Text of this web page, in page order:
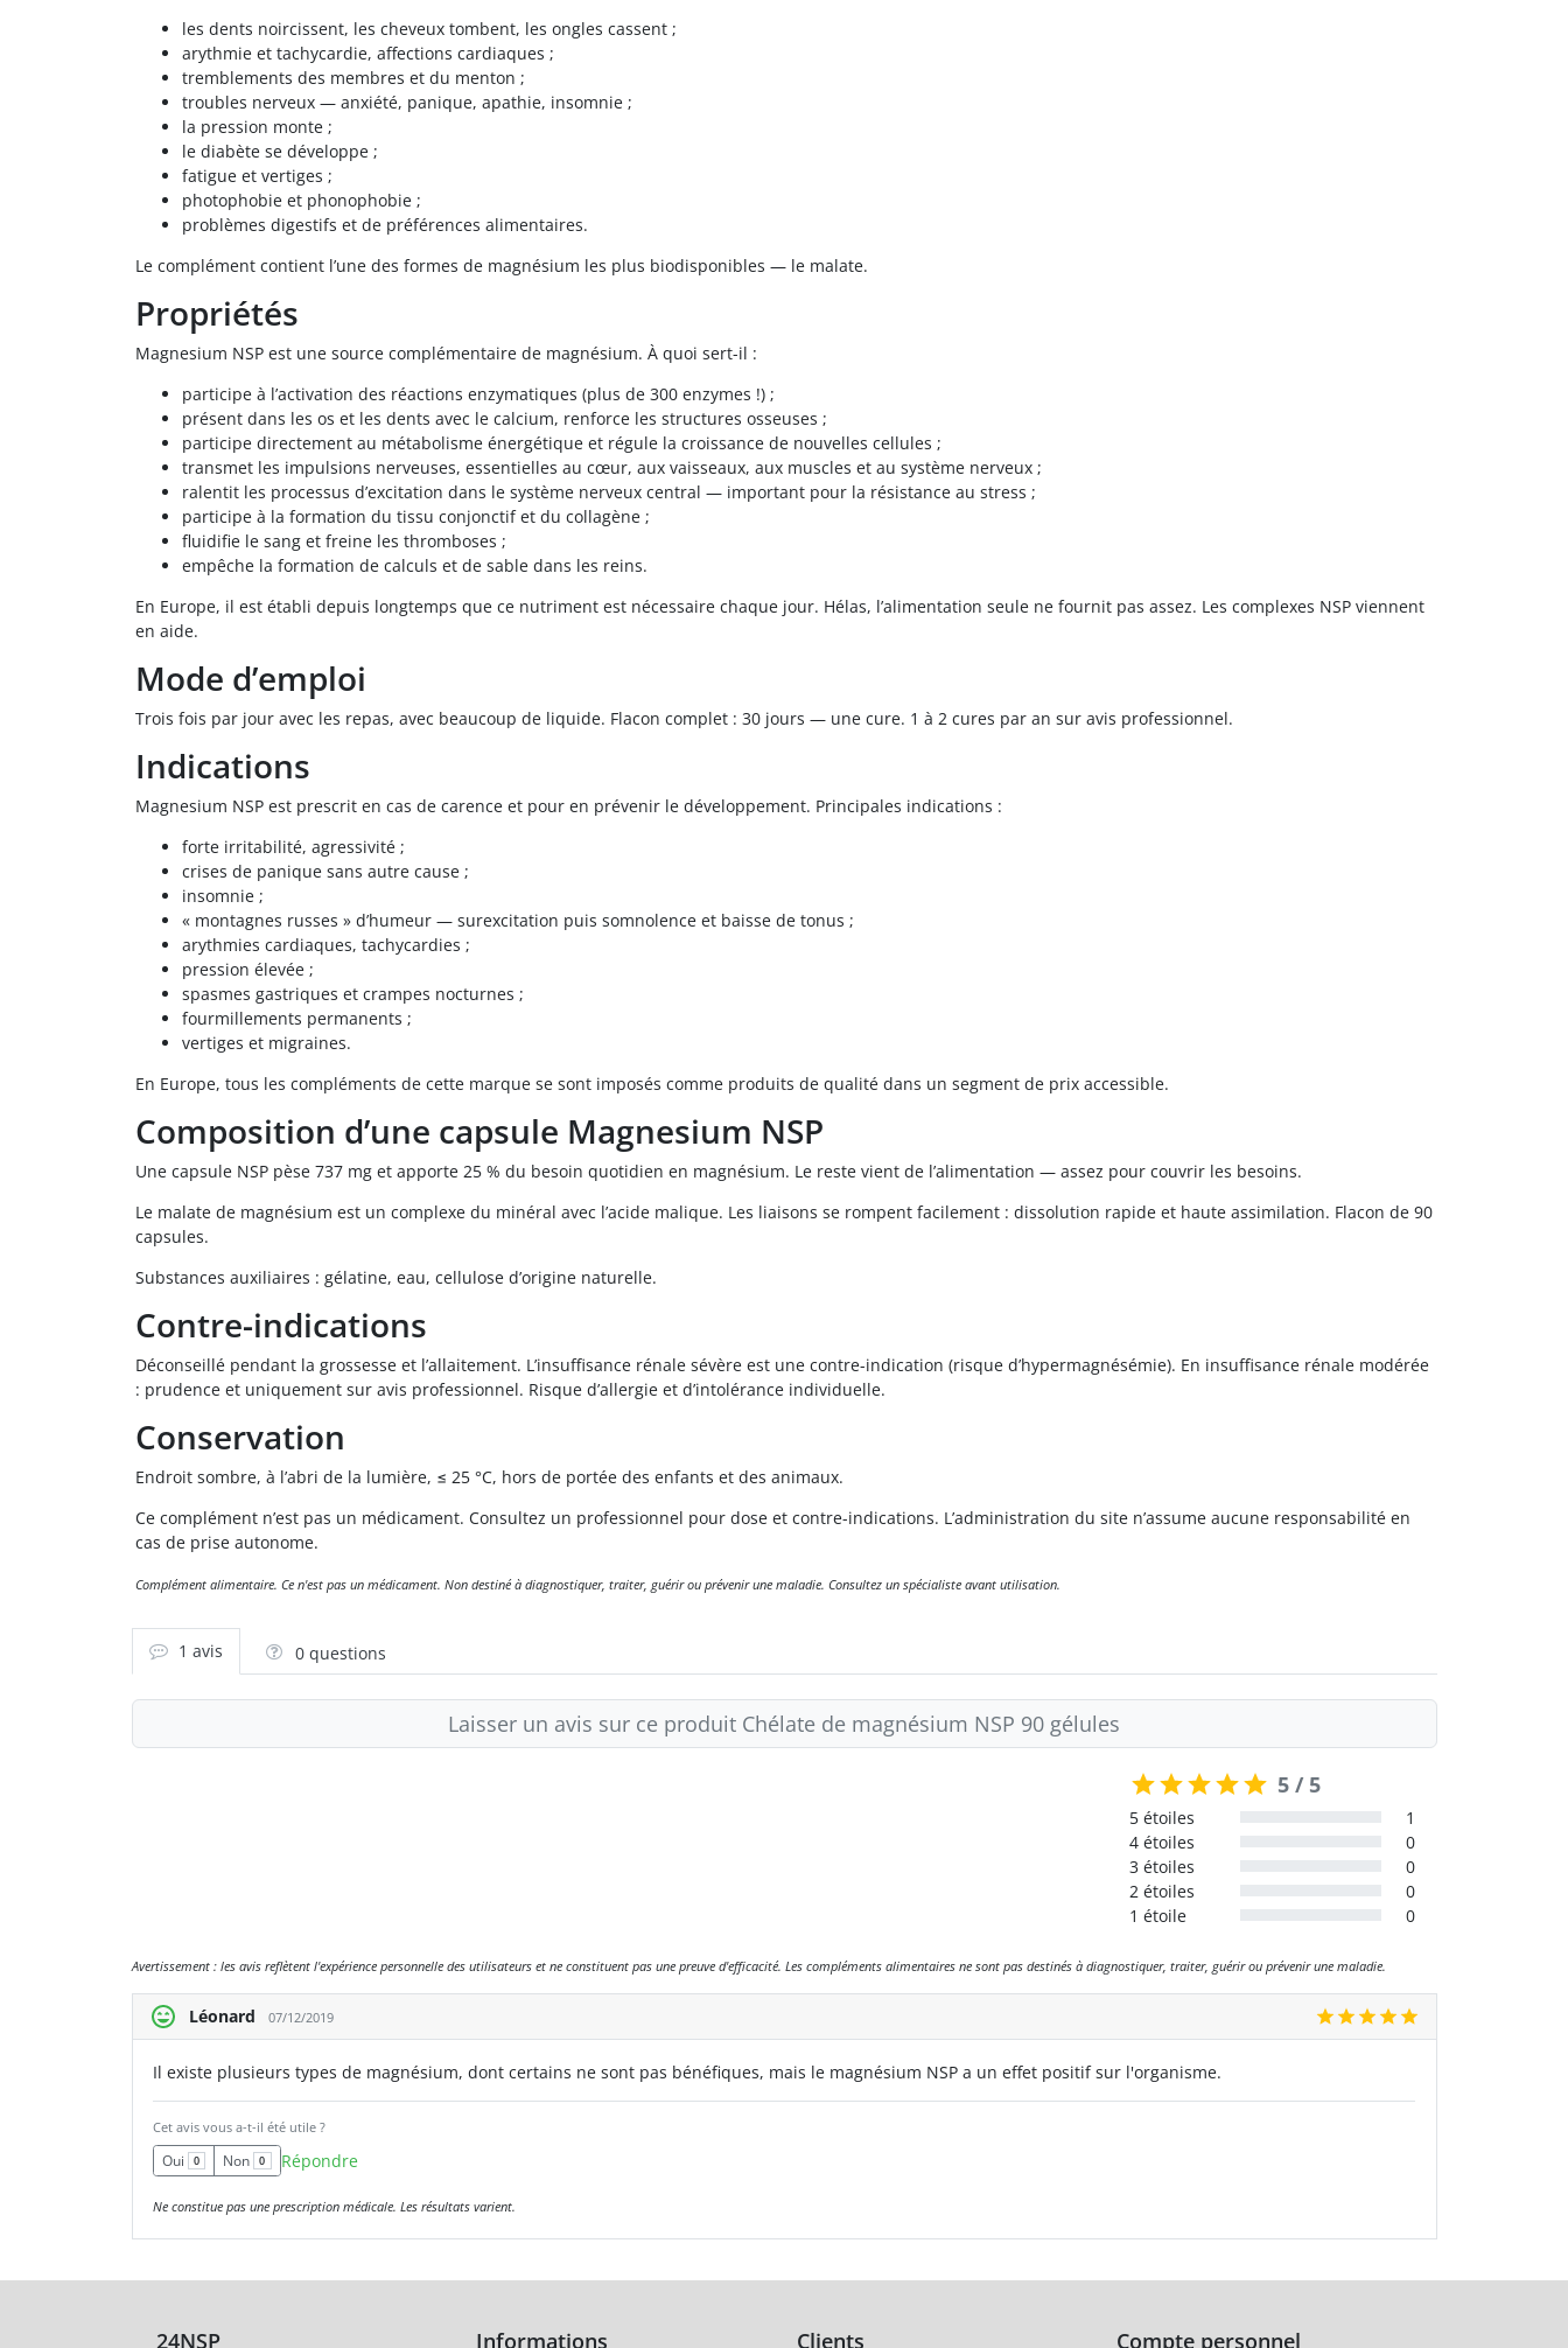
les dents noircissent, les cheveux tombent, les ongles cassent ;
arythmie et tachycardie, affections cardiaques ;
tremblements des membres et du menton ;
troubles nerveux — anxiété, panique, apathie, insomnie ;
la pression monte ;
le diabète se développe ;
fatigue et vertiges ;
photophobie et phonophobie ;
problèmes digestifs et de préférences alimentaires.
Le complément contient l’une des formes de magnésium les plus biodisponibles — le malate.
Propriétés
Magnesium NSP est une source complémentaire de magnésium. À quoi sert-il :
participe à l’activation des réactions enzymatiques (plus de 300 enzymes !) ;
présent dans les os et les dents avec le calcium, renforce les structures osseuses ;
participe directement au métabolisme énergétique et régule la croissance de nouvelles cellules ;
transmet les impulsions nerveuses, essentielles au cœur, aux vaisseaux, aux muscles et au système nerveux ;
ralentit les processus d’excitation dans le système nerveux central — important pour la résistance au stress ;
participe à la formation du tissu conjonctif et du collagène ;
fluidifie le sang et freine les thromboses ;
empêche la formation de calculs et de sable dans les reins.
En Europe, il est établi depuis longtemps que ce nutriment est nécessaire chaque jour. Hélas, l’alimentation seule ne fournit pas assez. Les complexes NSP viennent
en aide.
Mode d’emploi
Trois fois par jour avec les repas, avec beaucoup de liquide. Flacon complet : 30 jours — une cure. 1 à 2 cures par an sur avis professionnel.
Indications
Magnesium NSP est prescrit en cas de carence et pour en prévenir le développement. Principales indications :
forte irritabilité, agressivité ;
crises de panique sans autre cause ;
insomnie ;
« montagnes russes » d’humeur — surexcitation puis somnolence et baisse de tonus ;
arythmies cardiaques, tachycardies ;
pression élevée ;
spasmes gastriques et crampes nocturnes ;
fourmillements permanents ;
vertiges et migraines.
En Europe, tous les compléments de cette marque se sont imposés comme produits de qualité dans un segment de prix accessible.
Composition d’une capsule Magnesium NSP
Une capsule NSP pèse 737 mg et apporte 25 % du besoin quotidien en magnésium. Le reste vient de l’alimentation — assez pour couvrir les besoins.
Le malate de magnésium est un complexe du minéral avec l’acide malique. Les liaisons se rompent facilement : dissolution rapide et haute assimilation. Flacon de 90
capsules.
Substances auxiliaires : gélatine, eau, cellulose d’origine naturelle.
Contre-indications
Déconseillé pendant la grossesse et l’allaitement. L’insuffisance rénale sévère est une contre-indication (risque d’hypermagnésémie). En insuffisance rénale modérée
: prudence et uniquement sur avis professionnel. Risque d’allergie et d’intolérance individuelle.
Conservation
Endroit sombre, à l’abri de la lumière, ≤ 25 °C, hors de portée des enfants et des animaux.
Ce complément n’est pas un médicament. Consultez un professionnel pour dose et contre-indications. L’administration du site n’assume aucune responsabilité en
cas de prise autonome.
Complément alimentaire. Ce n'est pas un médicament. Non destiné à diagnostiquer, traiter, guérir ou prévenir une maladie. Consultez un spécialiste avant utilisation.
1 avis 0 questions
Laisser un avis sur ce produit Chélate de magnésium NSP 90 gélules
5 / 5
5 étoiles
1
4 étoiles
0
3 étoiles
0
2 étoiles
0
1 étoile
0
Avertissement : les avis reflètent l'expérience personnelle des utilisateurs et ne constituent pas une preuve d'efficacité. Les compléments alimentaires ne sont pas destinés à diagnostiquer, traiter, guérir ou prévenir une maladie.
Léonard 07/12/2019
Il existe plusieurs types de magnésium, dont certains ne sont pas bénéfiques, mais le magnésium NSP a un effet positif sur l'organisme.
Cet avis vous a-t-il été utile ?
Oui 0 Non 0 Répondre
Ne constitue pas une prescription médicale. Les résultats varient.
24NSP Informations Clients Compte personnel